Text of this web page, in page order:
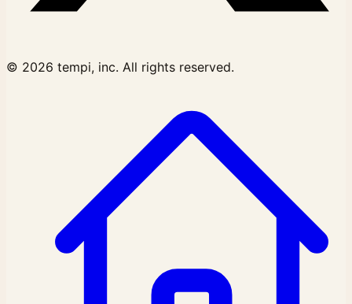
© 2026 tempi, inc. All rights reserved.